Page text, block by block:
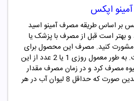
اپکس
بر اساس طریقه مصرف آمینو اسید
و بهتر است قبل از مصرف با پزشک یا
مشورت کنید. مصرف این محصول برای
افراد زیر 18 سال ممنوع است. به طور معمول روزی 1 یا 2 عدد از این
مصرف کرد و در زمان مصرف مقدار
مصرف آب را باید بالا ببرید. بدین صورت که حداقل 8 لیوان آب در هر